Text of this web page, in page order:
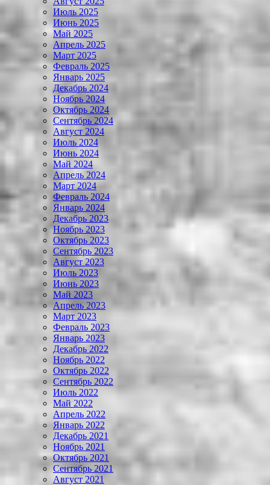
Июль 2025
Июнь 2025
Май 2025
Апрель 2025
Март 2025
Февраль 2025
Январь 2025
Декабрь 2024
Ноябрь 2024
Октябрь 2024
Сентябрь 2024
Август 2024
Июль 2024
Июнь 2024
Май 2024
Апрель 2024
Март 2024
Февраль 2024
Январь 2024
Декабрь 2023
Ноябрь 2023
Октябрь 2023
Сентябрь 2023
Август 2023
Июль 2023
Июнь 2023
Май 2023
Апрель 2023
Март 2023
Февраль 2023
Январь 2023
Декабрь 2022
Ноябрь 2022
Октябрь 2022
Сентябрь 2022
Июль 2022
Май 2022
Апрель 2022
Январь 2022
Декабрь 2021
Ноябрь 2021
Октябрь 2021
Сентябрь 2021
Август 2021